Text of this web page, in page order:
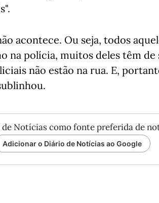
acontece. Ou seja, todos
na polícia, muitos deles têm de
não estão na rua. E,
Notícias como fonte preferida de
Adicionar o Diário de Notícias ao Google